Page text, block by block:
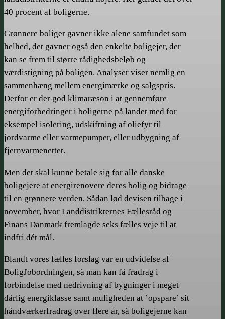
40 procent af boligerne.
Grønnere boliger gavner ikke alene samfundet som
helhed, det gavner også den enkelte boligejer, der
kan se frem til større rådighedsbeløb og
værdistigning på boligen. Analyser viser nemlig en
sammenhæng mellem energimærke og salgspris.
Derfor er der god klimaræson i at gennemføre
energiforbedringer i boligerne på landet med for
eksempel isolering, udskiftning af oliefyr til
jordvarme eller varmepumper, eller udbygning af
fjernvarmenettet.
Men det skal kunne betale sig for alle danske
boligejere at energirenovere deres bolig og bidrage
til en grønnere verden. Sådan lød devisen tilbage­ i
november, hvor Landdistrikternes Fællesråd og
Finans Danmark fremlagde seks fælles veje til at
indfri dét mål.
Blandt vores fælles forslag var en udvidelse af
BoligJobordningen, så man kan få fradrag i
forbindelse med nedrivning af bygninger i meget
dårlig energiklasse samt muligheden at ’opspare’ sit
håndværkerfradrag over flere år, så boligejerne kan